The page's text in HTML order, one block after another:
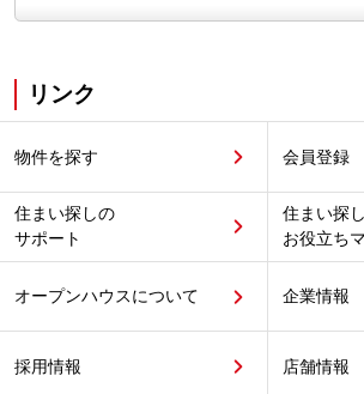
リンク
物件を探す 会員登録
住まい探しの
サポート
住まい探
お役立ち
オープンハウスについて 企業情報
採用情報 店舗情報